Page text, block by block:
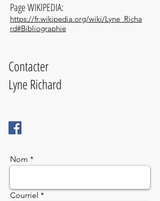
Page WIKIPEDIA:
https://fr.wikipedia.org/wiki/Lyne_Richa
rd#Bibliographie
Contacter
Lyne Richard
Nom
Courriel